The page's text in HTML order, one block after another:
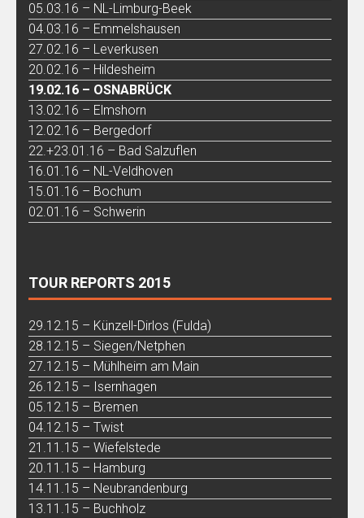
05.03.16 – NL-Limburg-Beek
04.03.16 – Emmelshausen
27.02.16 – Leverkusen
20.02.16 – Hildesheim
19.02.16 – OSNABRÜCK
13.02.16 – Elmshorn
12.02.16 – Bergedorf
22.+23.01.16 – Bad Salzuflen
16.01.16 – NL-Veldhoven
15.01.16 – Bochum
02.01.16 – Schwerin
TOUR REPORTS 2015
29.12.15 – Künzell-Dirlos (Fulda)
28.12.15 – Siegen/Netphen
27.12.15 – Mühlheim am Main
26.12.15 – Isernhagen
05.12.15 – Bremen
04.12.15 – Twist
21.11.15 – Wiefelstede
20.11.15 – Hamburg
14.11.15 – Neubrandenburg
13.11.15 – Buchholz